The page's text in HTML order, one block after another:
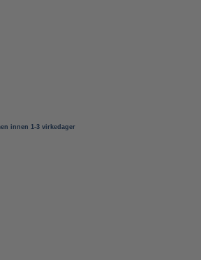
innen 1-3 virkedager